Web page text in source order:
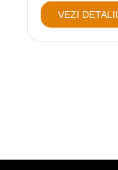
VEZI DETALII